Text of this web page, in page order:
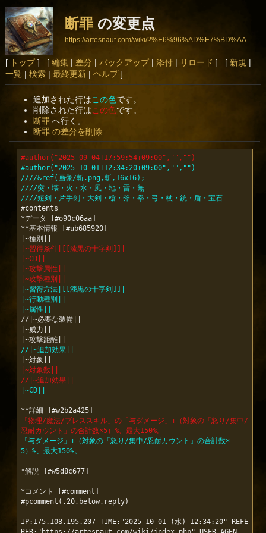
断罪の変更点
https://artesnaut.com/wiki/?%E6%96%AD%E7%BD%AA
[ トップ] [ 編集| 差分 | バックアップ| 添付| リロード ] [ 新規 |
一覧| 検索| 最終更新| ヘルプ]
追加された行はこの色です。
削除された行はこの色です。
断罪 へ行く。
断罪 の差分を削除
#author("2025-09-04T17:59:54+09:00","","")
#author("2025-10-01T12:34:20+09:00","","")
////&ref(画像/斬.png,斬,16x16);
////突・壊・火・水・風・地・雷・無
////短剣・片手剣・大剣・槍・斧・拳・弓・杖・銃・盾・宝石
#contents
*データ [#o90c06aa]
**基本情報 [#ub685920]
|~習得条件|[[漆黒の十字剣]]|
|~CD||
|~攻撃属性||
|~攻撃種別||
|~習得方法|[[漆黒の十字剣]]|
|~行動種別||
|~属性||
//|~必要な装備||
|~威力||
//|~追加効果||
|~対象数||
//|~追加効果||
|~CD||
「物理/魔法/ブレススキル」の「与ダメージ」+（対象の「怒り/集中/
忍耐カウント」の合計数×5）%、最大150%。
「与ダメージ」+（対象の「怒り/集中/忍耐カウント」の合計数×
5）%、最大150%。
*解説 [#w5d8c677]
*コメント [#comment]
#pcomment(,20,below,reply)
IP:175.108.195.207 TIME:"2025-10-01 (水) 12:34:20" REFE